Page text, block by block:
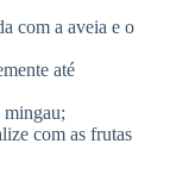
com a aveia e o
até
com as frutas